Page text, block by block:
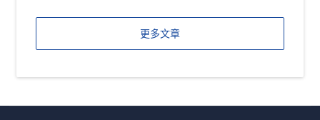
更多文章